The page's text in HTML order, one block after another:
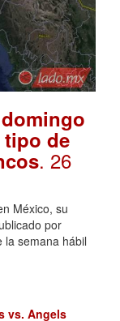
de
. 26
México, su
por
la semana hábil
vs. Angels